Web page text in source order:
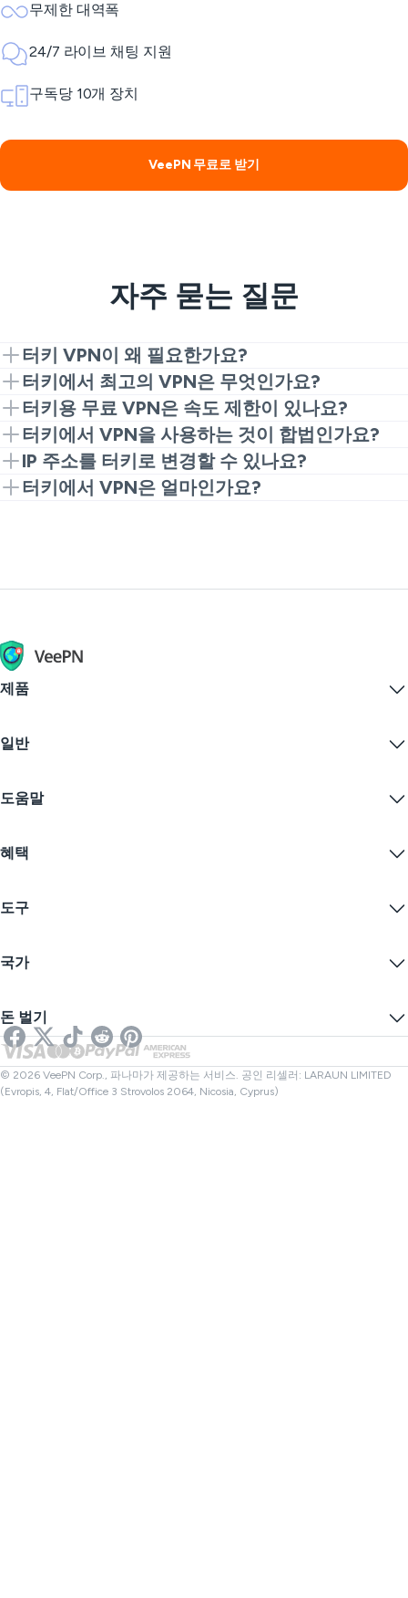
무제한 대역폭
24/7 라이브 채팅 지원
구독당 10개 장치
VeePN 무료로 받기
자주 묻는 질문
터키 VPN이 왜 필요한가요?
BluTV, PuhuTV, TRT World와 같은 지역 콘텐츠에 접근
하기 위해 터키 VPN을 사용하는 것이 중요합니다. 또한,
해외여행 시 VPN을 사용하면 온라인 보안을 보장하고,
로컬 스트리밍 플랫폼에서 좋아하는 콘텐츠를 계속 시
청할 수 있습니다. 무료로 VeePN을 이용하여 터키 서버
에 연결할 수 있습니다.
터키에서 최고의 VPN은 무엇인가요?
터키용 VPN은 최고의 암호화, 빠른 연결 속도, 사용자
친화적인 인터페이스를 제공해야 합니다. VeePN은 이
러한 기준을 모두 충족하고 더 나아가 안전한 웹 브라우
징을 위한 무료 Chrome 확장도 제공합니다.
터키용 무료 VPN은 속도 제한이 있나요?
많은 무료 VPN 앱은 속도 제한이 있거나 사용할 수 있
는 서버 수가 적습니다. 그러나 VeePN은 편리한 브라우
징 및 콘텐츠 스트리밍을 위한 터키 서버와 함께 빠르고
신뢰할 수 있는 무료 VPN 확장을 제공합니다.
터키에서 VPN을 사용하는 것이 합법인가요?
전반적으로 터키에서의 VPN 사용은 금지되어 있지 않
습니다. 하지만 일부 VPN 서비스는 금지되거나 일부 네
트워크에서 신뢰할 수 없게 될 수 있습니다. VeePN을
컬 규제 및 방문하는 사이트의 정책을 준수하세요.
IP 주소를 터키로 변경할 수 있나요?
가능합니다. VeePN 터키 서버에 연결하면 터키 IP 주소
터키에서 VPN은 얼마인가요?
제품
VPN for macOS
iOS VPN
Firefox
무료 VPN
일반
VPN 다운로드
가격
학생 할인
블로그
도움말
문의하기
개인정보 보호정책
쿠키 기본 설정
혜택
인터넷 개인정보 보호
익명 IP
스트리밍을 위한 VPN
넷플릭스 VPN
도구
IP 숨기기
온라인 SMS
링크 검사기
파일 검사기
국가
영국 VPN
캐나다 VPN
터키 VPN
돈 벌기
제휴사
© 2026 VeePN Corp., 파나마가 제공하는 서비스. 공인 리셀러: LARAUN LIMITED
(Evropis, 4, Flat/Office 3 Strovolos 2064, Nicosia, Cyprus)